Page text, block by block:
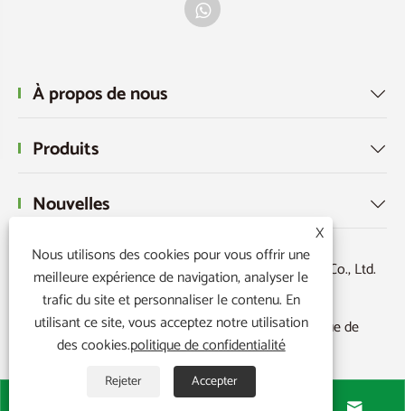
À propos de nous 
Produits 
Nouvelles 
Copyright © 2026 Ningbo Powerr Plastic Products Co., Ltd.
Tous droits réservés.
Links | Sitemap | RSS | XML | politique de
confidentialité |
X
Nous utilisons des cookies pour vous offrir une
meilleure expérience de navigation, analyser le
trafic du site et personnaliser le contenu. En
utilisant ce site, vous acceptez notre utilisation
des cookies.politique de confidentialité
Rejeter Accepter